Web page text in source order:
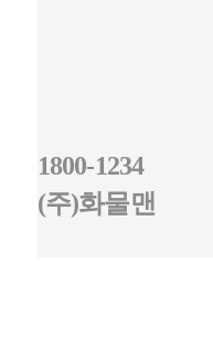
1800-1234
(주)화물맨